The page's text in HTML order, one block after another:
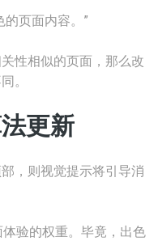
的页面内容。”
性相似的页面，那么改
。
更新
，则视觉提示将引导消
验的权重。毕竟，出色